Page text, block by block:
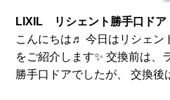
LIXIL リシェント勝手口ドア
こんにちは♬ 今日はリシェン
をご紹介します✨ 交換前は、
勝手口ドアでしたが、 交換後